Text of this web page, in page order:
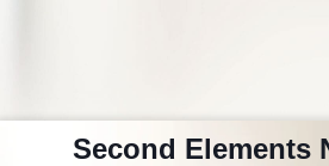
Second Elements